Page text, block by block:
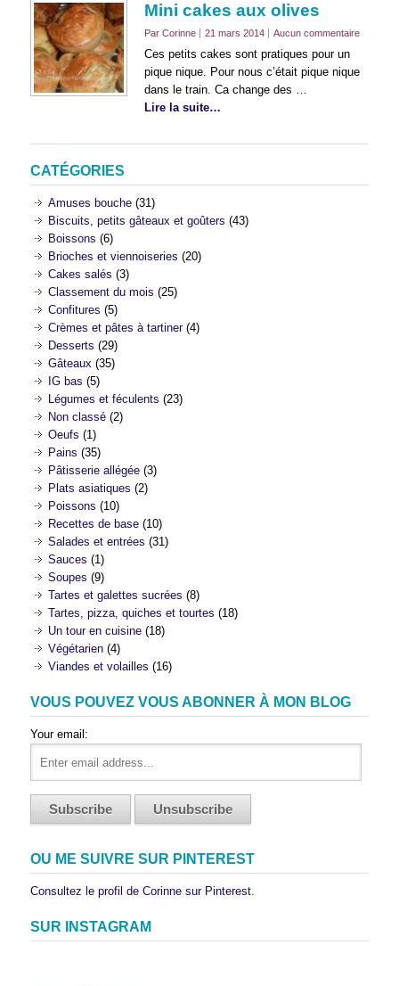
Mini cakes aux olives
Par Corinne 21 mars 2014 Aucun commentaire
Ces petits cakes sont pratiques pour un
pique nique. Pour nous c’était pique nique
dans le train. Ca change des …
Lire la suite…
CATÉGORIES
Amuses bouche (31)
Biscuits, petits gâteaux et goûters (43)
Boissons (6)
Brioches et viennoiseries (20)
Cakes salés (3)
Classement du mois (25)
Confitures (5)
Crèmes et pâtes à tartiner(4)
Desserts (29)
Gâteaux (35)
IG bas (5)
Légumes et féculents (23)
Non classé (2)
Oeufs (1)
Pains (35)
Pâtisserie allégée (3)
Plats asiatiques (2)
Poissons (10)
Recettes de base (10)
Salades et entrées (31)
Sauces (1)
Soupes (9)
Tartes et galettes sucrées (8)
Tartes, pizza, quiches et tourtes (18)
Un tour en cuisine (18)
Végétarien (4)
Viandes et volailles (16)
VOUS POUVEZ VOUS ABONNER À MON BLOG
Your email:
OU ME SUIVRE SUR PINTEREST
Consultez le profil de Corinne sur Pinterest.
SUR INSTAGRAM